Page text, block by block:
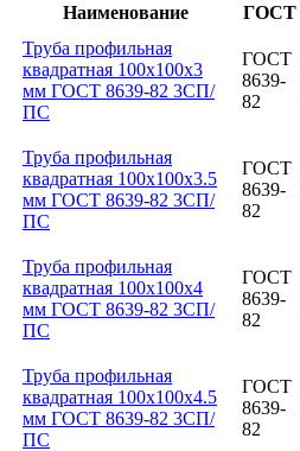
Наименование
ГОСТ
Труба профильная
квадратная 100x100x3
мм ГОСТ 8639-82 3СП/
ПС
ГОСТ
8639-
82
Труба профильная
квадратная 100x100x3.5
мм ГОСТ 8639-82 3СП/
ПС
ГОСТ
8639-
82
Труба профильная
квадратная 100x100x4
мм ГОСТ 8639-82 3СП/
ПС
ГОСТ
8639-
82
Труба профильная
квадратная 100x100x4.5
мм ГОСТ 8639-82 3СП/
ПС
ГОСТ
8639-
82